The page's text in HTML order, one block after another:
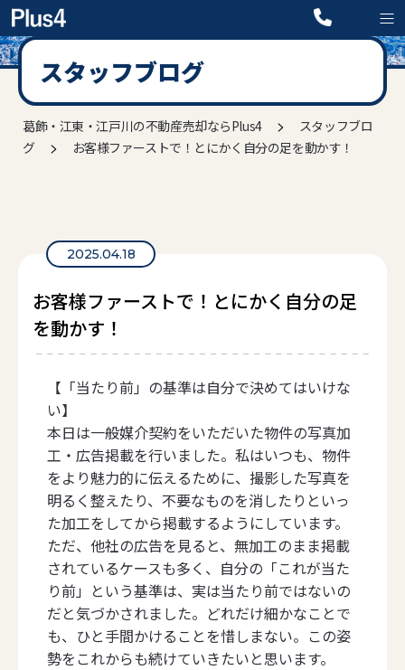
スタッフブログ
葛飾・江東・江戸川の不動産売却ならPlus4>
スタッフブロ
グ> お客様ファーストで！とにかく自分の足を動かす！
2025.04.18
お客様ファーストで！とにかく自分の足
を動かす！
【「当たり前」の基準は自分で決めてはいけな
い】
本日は一般媒介契約をいただいた物件の写真加
工・広告掲載を行いました。私はいつも、物件
をより魅力的に伝えるために、撮影した写真を
明るく整えたり、不要なものを消したりといっ
た加工をしてから掲載するようにしています。
ただ、他社の広告を見ると、無加工のまま掲載
されているケースも多く、自分の「これが当た
り前」という基準は、実は当たり前ではないの
だと気づかされました。どれだけ細かなことで
も、ひと手間かけることを惜しまない。この姿
勢をこれからも続けていきたいと思います。